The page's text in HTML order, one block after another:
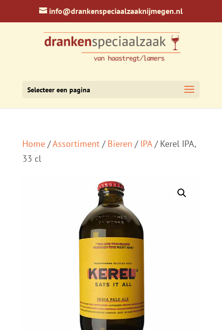
info@drankenspeciaalzaaknijmegen.nl
Selecteer een pagina
Home/Assortiment/ Bieren / IPA/ Kerel IPA,
33 cl